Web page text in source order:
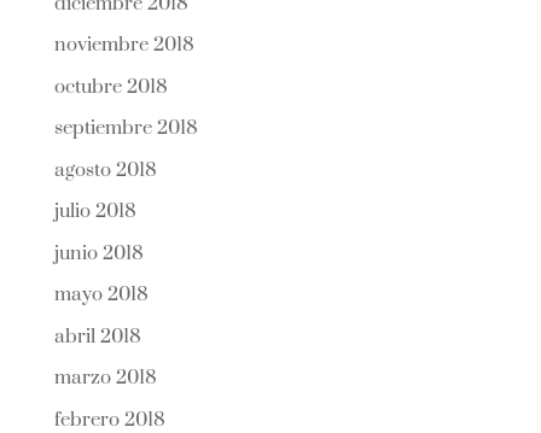
noviembre 2018
octubre 2018
septiembre 2018
agosto 2018
julio 2018
junio 2018
mayo 2018
abril 2018
marzo 2018
febrero 2018